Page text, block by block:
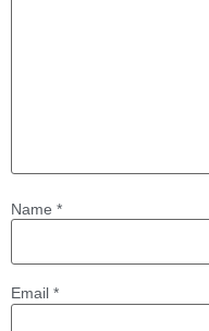
Name *
Email *